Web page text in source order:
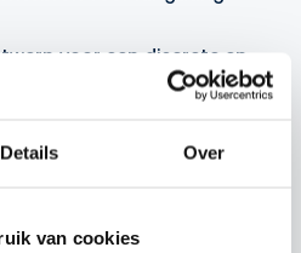
Details Over
van cookies
voor een discrete en
zelfs in strakke
Dankzij hun